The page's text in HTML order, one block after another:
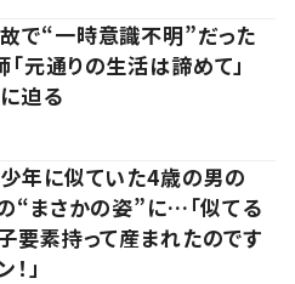
で“一時意識不明”だった
元通りの生活は諦めて」
迫る
少年に似ていた4歳の男の
“まさかの姿”に…「似てる
子要素持って産まれたのです
」